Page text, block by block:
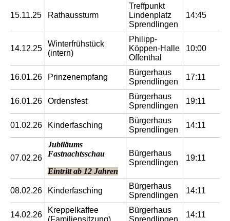
15.11.25 Rathaussturm
Treffpunkt
Lindenplatz
Sprendlingen
14:45
14.12.25
Winterfrühstück
(intern)
Philipp-
Köppen-Halle
Offenthal
10:00
16.01.26 Prinzenempfang
Bürgerhaus
Sprendlingen
17:11
16.01.26 Ordensfest
Bürgerhaus
Sprendlingen
19:11
01.02.26 Kinderfasching
Bürgerhaus
Sprendlingen
14:11
07.02.26
Jubiläums
Fastnachtsschau
Eintritt ab 12 Jahren
Bürgerhaus
Sprendlingen
19:11
08.02.26 Kinderfasching
Bürgerhaus
Sprendlingen
14:11
14.02.26
Kreppelkaffee
Bürgerhaus
14:11